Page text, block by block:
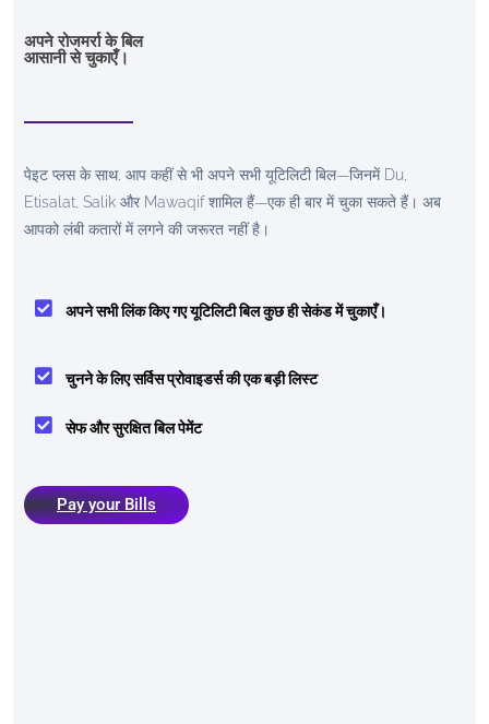
अपने रोजमर्रा के बिल
आसानी से चुकाएँ।
पेइट प्लस के साथ, आप कहीं से भी अपने सभी यूटिलिटी बिल—जिनमें Du,
Etisalat, Salik और Mawaqif शामिल हैं—एक ही बार में चुका सकते हैं। अब
आपको लंबी कतारों में लगने की जरूरत नहीं है।
अपने सभी लिंक किए गए यूटिलिटी बिल कुछ ही सेकंड में चुकाएँ।
चुनने के लिए सर्विस प्रोवाइडर्स की एक बड़ी लिस्ट
सेफ और सुरक्षित बिल पेमेंट
Pay your Bills